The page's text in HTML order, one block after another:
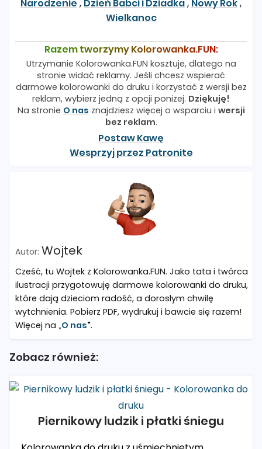
Narodzenie , Dzień Babci i Dziadka, Nowy Rok,
Wielkanoc
Razem tworzymy Kolorowanka.FUN:
Utrzymanie Kolorowanka.FUN kosztuje, dlatego na
stronie widać reklamy. Jeśli chcesz wspierać
darmowe kolorowanki do druku i korzystać z wersji bez
reklam, wybierz jedną z opcji poniżej. Dziękuję!
Na stronie O nas znajdziesz więcej o wsparciu i wersji
bez reklam.
Postaw Kawę
Wesprzyj przez Patronite
Wojtek
Cześć, tu Wojtek z Kolorowanka.FUN. Jako tata i twórca
ilustracji przygotowuję darmowe kolorowanki do druku,
które dają dzieciom radość, a dorosłym chwilę
wytchnienia. Pobierz PDF, wydrukuj i bawcie się razem!
Więcej na „O nas".
Zobacz również:
Piernikowy ludzik i płatki śniegu